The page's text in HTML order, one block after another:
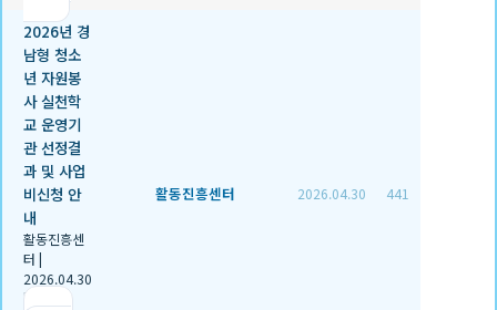
2026년 경
남형 청소
년 자원봉
사 실천학
교 운영기
관 선정결
과 및 사업
비신청 안
내
활동진흥센
터 |
2026.04.30
|
활동진흥센터 2026.04.30 441